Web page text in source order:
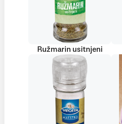
Ružmarin usitnjeni